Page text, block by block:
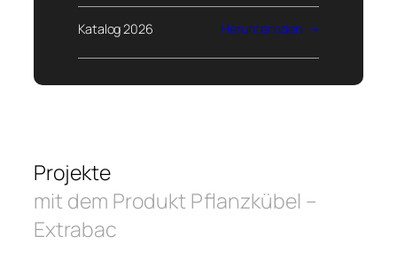
Katalog 2026 Herunterladen
Projekte
mit dem Produkt Pflanzkübel –
Extrabac